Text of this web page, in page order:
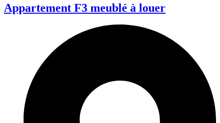
Appartement F3 meublé à louer